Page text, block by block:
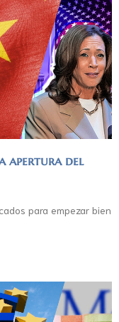
apertura del
para empezar bien